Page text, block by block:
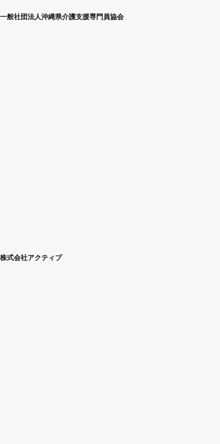
一般社団法人沖縄県介護支援専門員協会
株式会社アクティブ